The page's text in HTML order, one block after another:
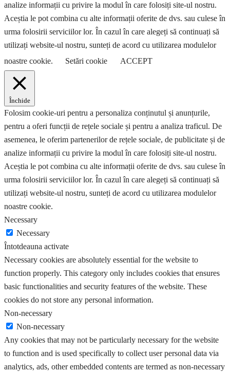
analize informații cu privire la modul în care folosiți site-ul nostru.
Aceștia le pot combina cu alte informații oferite de dvs. sau culese în
urma folosirii serviciilor lor. În cazul în care alegeți să continuați să
utilizați website-ul nostru, sunteți de acord cu utilizarea modulelor
noastre cookie.
Setări cookie ACCEPT
Închide
Folosim cookie-uri pentru a personaliza conținutul și anunțurile,
pentru a oferi funcții de rețele sociale și pentru a analiza traficul. De
asemenea, le oferim partenerilor de rețele sociale, de publicitate și de
analize informații cu privire la modul în care folosiți site-ul nostru.
Aceștia le pot combina cu alte informații oferite de dvs. sau culese în
urma folosirii serviciilor lor. În cazul în care alegeți să continuați să
utilizați website-ul nostru, sunteți de acord cu utilizarea modulelor
noastre cookie.
Necessary
Necessary
Întotdeauna activate
Necessary cookies are absolutely essential for the website to
function properly. This category only includes cookies that ensures
basic functionalities and security features of the website. These
cookies do not store any personal information.
Non-necessary
Non-necessary
Any cookies that may not be particularly necessary for the website
to function and is used specifically to collect user personal data via
analytics, ads, other embedded contents are termed as non-necessary